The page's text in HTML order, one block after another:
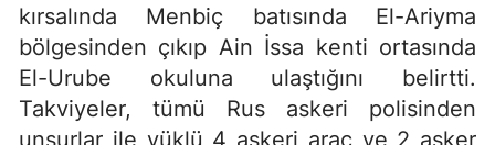
kırsalında Menbiç batısında El-Ariyma
bölgesinden çıkıp Ain İssa kenti ortasında
El-Urube okuluna ulaştığını belirtti.
Takviyeler, tümü Rus askeri polisinden
unsurlar ile yüklü 4 askeri araç ve 2 asker